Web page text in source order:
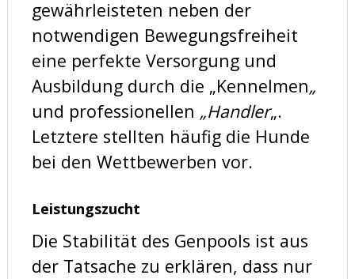
gewährleisteten neben der
notwendigen Bewegungsfreiheit
eine perfekte Versorgung und
Ausbildung durch die „Kennelmen„
und professionellen „Handler„.
Letztere stellten häufig die Hunde
bei den Wettbewerben vor.
Leistungszucht
Die Stabilität des Genpools ist aus
der Tatsache zu erklären, dass nur